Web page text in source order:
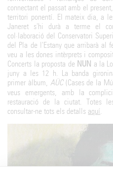
connectant el passat amb el
territori ponentí. El mateix dia, a
Janeret s'hi durà a terme el
col·laboració del Conservatori
del Pla de l'Estany que arribarà al
veu a les dones intèrprets i
Concerts la proposta de NUN a la
juny a les 12 h. La banda
primer àlbum, AÜC(Cases de la
veus emergents, amb la
restauració de la ciutat. Totes
consultar-ne tots els detalls aquí.